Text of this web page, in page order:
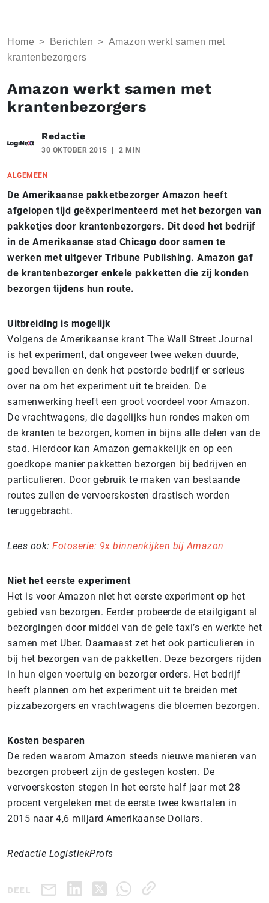
Home > Berichten > Amazon werkt samen met
krantenbezorgers
Amazon werkt samen met
krantenbezorgers
Redactie
30 OKTOBER 2015 2 MIN
ALGEMEEN
De Amerikaanse pakketbezorger Amazon heeft
afgelopen tijd geëxperimenteerd met het bezorgen van
pakketjes door krantenbezorgers. Dit deed het bedrijf
in de Amerikaanse stad Chicago door samen te
werken met uitgever Tribune Publishing. Amazon gaf
de krantenbezorger enkele pakketten die zij konden
bezorgen tijdens hun route.
Uitbreiding is mogelijk
Volgens de Amerikaanse krant The Wall Street Journal
is het experiment, dat ongeveer twee weken duurde,
goed bevallen en denk het postorde bedrijf er serieus
over na om het experiment uit te breiden. De
samenwerking heeft een groot voordeel voor Amazon.
De vrachtwagens, die dagelijks hun rondes maken om
de kranten te bezorgen, komen in bijna alle delen van de
stad. Hierdoor kan Amazon gemakkelijk en op een
goedkope manier pakketten bezorgen bij bedrijven en
particulieren. Door gebruik te maken van bestaande
routes zullen de vervoerskosten drastisch worden
teruggebracht.
Lees ook: Fotoserie: 9x binnenkijken bij Amazon
Niet het eerste experiment
Het is voor Amazon niet het eerste experiment op het
gebied van bezorgen. Eerder probeerde de etailgigant al
bezorgingen door middel van de gele taxi’s en werkte het
samen met Uber. Daarnaast zet het ook particulieren in
bij het bezorgen van de pakketten. Deze bezorgers rijden
in hun eigen voertuig en bezorger orders. Het bedrijf
heeft plannen om het experiment uit te breiden met
pizzabezorgers en vrachtwagens die bloemen bezorgen.
Kosten besparen
De reden waarom Amazon steeds nieuwe manieren van
bezorgen probeert zijn de gestegen kosten. De
vervoerskosten stegen in het eerste half jaar met 28
procent vergeleken met de eerste twee kwartalen in
2015 naar 4,6 miljard Amerikaanse Dollars.
Redactie LogistiekProfs
DEEL